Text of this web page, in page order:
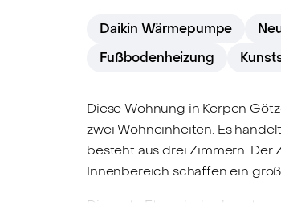
Daikin Wärmepumpe
Fußbodenheizung
Diese Wohnung in Kerpen
zwei Wohneinheiten. Es
besteht aus drei Zimmern. Der
Innenbereich schaffen ein
Die erste Etage beherbergt